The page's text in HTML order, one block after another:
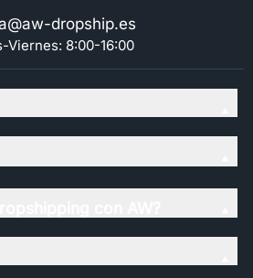
dropship.es
Viernes: 8:00-16:00